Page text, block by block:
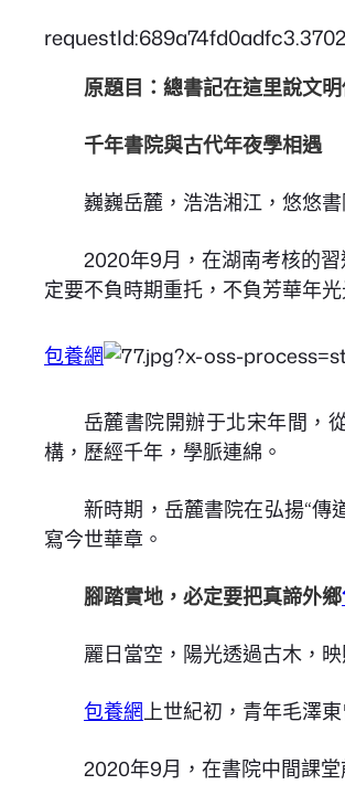
原題目：總書記在這里說文
千年書院與古代年夜學相遇
巍巍岳麓，浩浩湘江，悠悠
2020年9月，在湖南考核的
定要不負時期重托，不負芳華年
包養網
岳麓書院開辦于北宋年間，
構，歷經千年，學脈連綿。
新時期，岳麓書院在弘揚“傳
寫今世華章。
腳踏實地，必定要把真諦外鄉
麗日當空，陽光透過古木，
包養網上世紀初，青年毛澤
2020年9月，在書院中間課堂